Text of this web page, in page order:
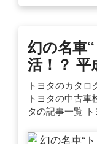
幻の名車
活！？
トヨタのカタ
トヨタの中古車
タの記事一覧